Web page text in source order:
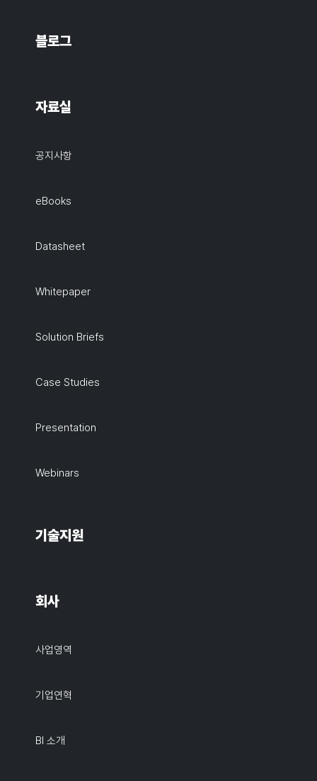
블로그
자료실
공지사항
eBooks
Datasheet
Whitepaper
Solution Briefs
Case Studies
Presentation
Webinars
기술지원
회사
사업영역
기업연혁
BI 소개